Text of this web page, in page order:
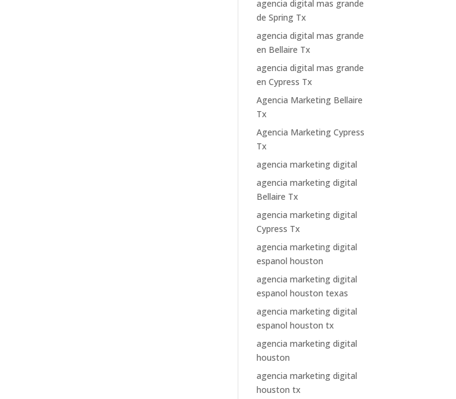
agencia digital mas grande
de Spring Tx
agencia digital mas grande
en Bellaire Tx
agencia digital mas grande
en Cypress Tx
Agencia Marketing Bellaire
Tx
Agencia Marketing Cypress
Tx
agencia marketing digital
agencia marketing digital
Bellaire Tx
agencia marketing digital
Cypress Tx
agencia marketing digital
espanol houston
agencia marketing digital
espanol houston texas
agencia marketing digital
espanol houston tx
agencia marketing digital
houston
agencia marketing digital
houston tx